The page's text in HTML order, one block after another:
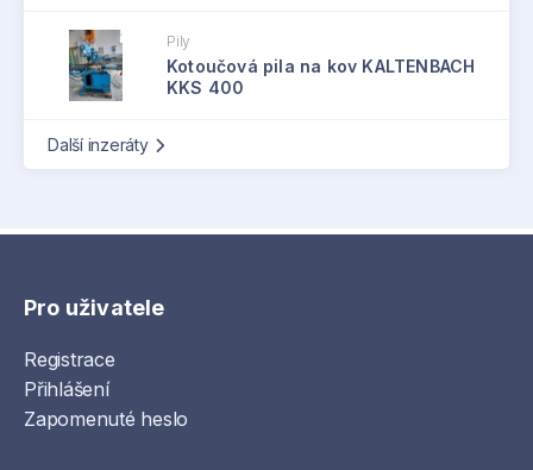
Pily
Kotoučová pila na kov KALTENBACH
KKS 400
Další inzeráty
Pro uživatele
Registrace
Přihlášení
Zapomenuté heslo